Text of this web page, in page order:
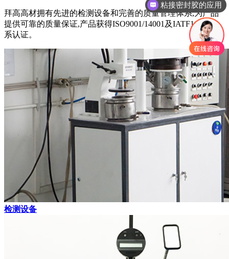
拜高高材拥有先进的检测设备和完善的质量管理体系,为产品
提供可靠的质量保证,产品获得ISO9001/14001及IATF16949体
系认证。
检测设备
三防披覆胶